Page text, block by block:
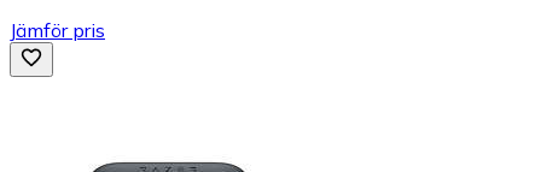
Jämför pris